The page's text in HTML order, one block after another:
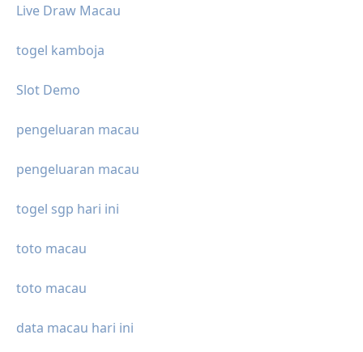
Live Draw Macau
togel kamboja
Slot Demo
pengeluaran macau
pengeluaran macau
togel sgp hari ini
toto macau
toto macau
data macau hari ini